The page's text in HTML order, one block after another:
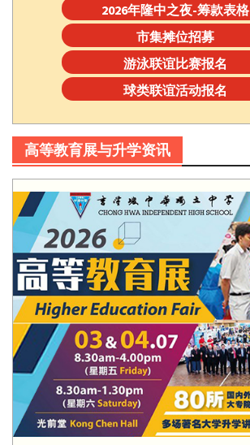
2026年隆中之夜-筹款表格
市集摊位招募
游泳联谊比赛报名
球类联谊活动报名
高等教育展与升学资讯